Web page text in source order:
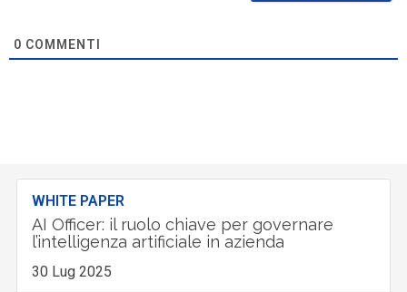
0 COMMENTI
WHITE PAPER
AI Officer: il ruolo chiave per governare
l’intelligenza artificiale in azienda
30 Lug 2025